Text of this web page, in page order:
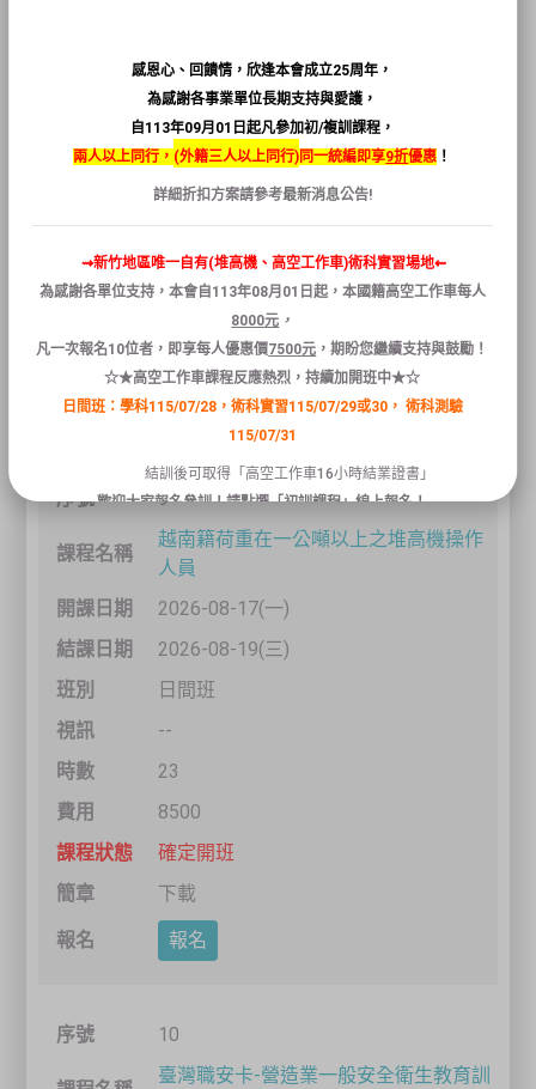
2026-08-17(一)
2026-08-17(一)
日間班
--
2000
強力招生
下載
報名
9
越南籍荷重在一公噸以上之堆高機操作
人員
2026-08-17(一)
2026-08-19(三)
日間班
--
23
8500
確定開班
下載
報名
10
臺灣職安卡-營造業一般安全衛生教育訓
感恩心、回饋情，欣逢本會成立25周年，
為感謝各事業單位長期支持與愛護，
自113年09月01日起凡參加初/複訓課程，
兩人以上同行， (外籍三人以上同行)同一統編即享9折優惠 ！
詳細折扣方案請參考最新消息公告!
⇝新竹地區唯一自有(堆高機、高空工作車)術科實習場地⇜
為感謝各單位支持，本會自113年08月 01 日起 ，本國籍高空工作車每人
8000元 ，
凡一次報名10位者 ， 即享每人優惠價7500元 ，期盼您繼續支持與鼓勵！
☆★高空工作車課程反應熱烈，持續加開班中★☆
日間班：學科115/07/28，術科實習115/07/29或30，術科測驗
115/07/31
結訓後可取得「高空工作車16小時結業證書」
歡迎大家報名參訓！請點選「初訓課程」線上報名！